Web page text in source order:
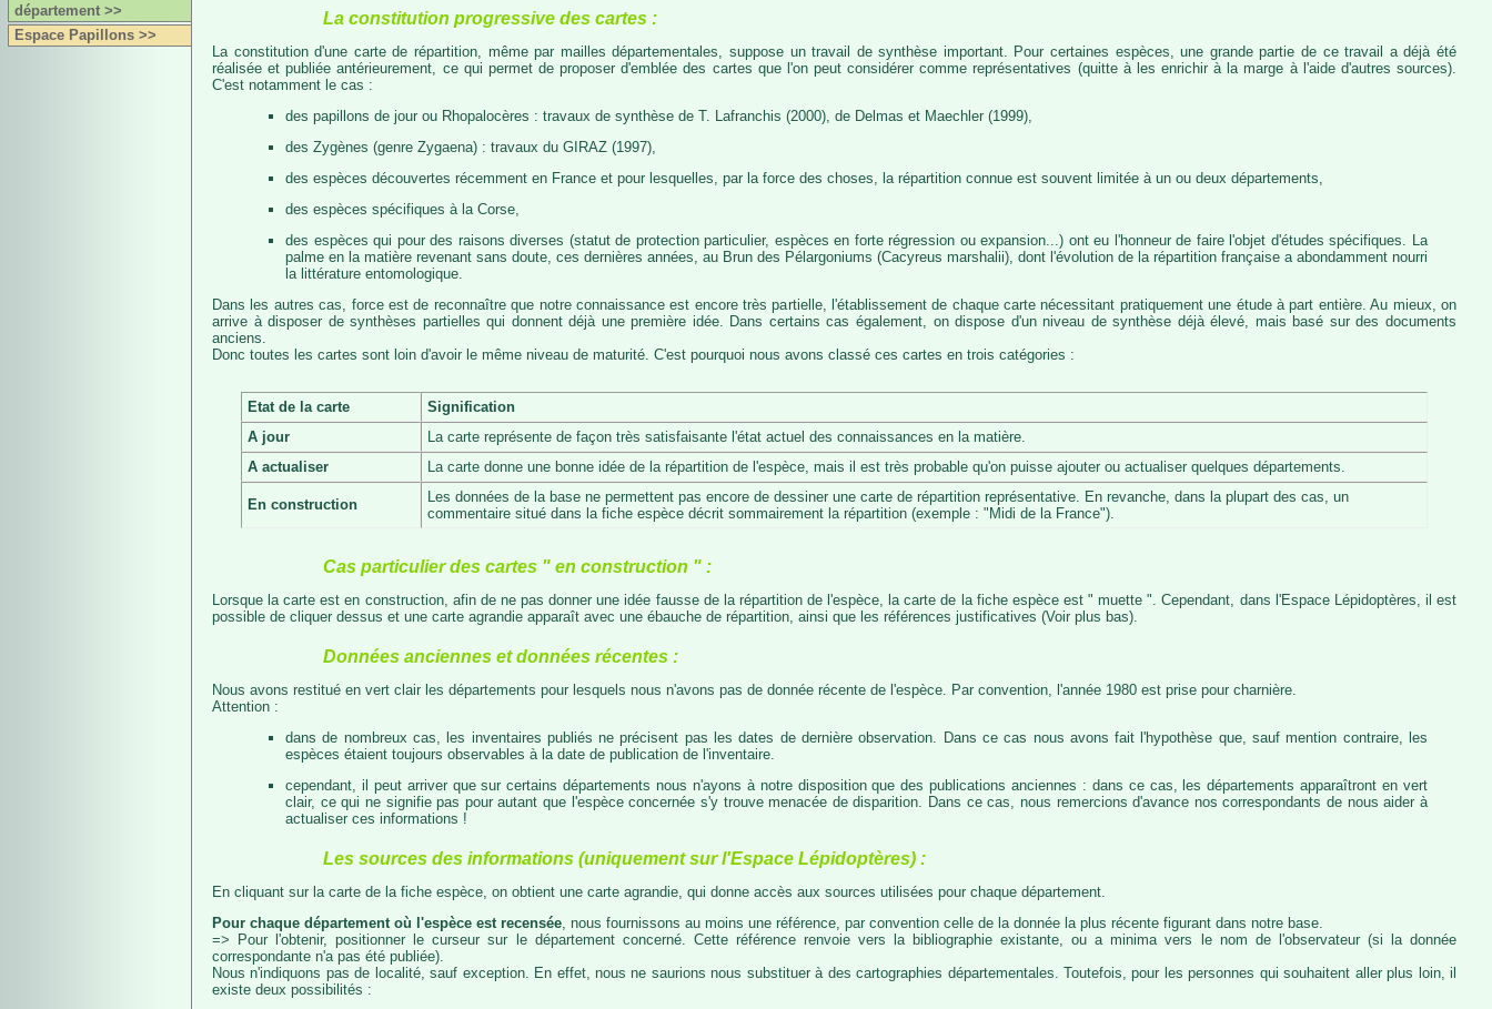
département >>
Espace Papillons >>
La constitution progressive des cartes :
La constitution d'une carte de répartition, même par mailles départementales, suppose un travail de synthèse important. Pour certaines espèces, une grande partie de ce travail a déjà été
réalisée et publiée antérieurement, ce qui permet de proposer d'emblée des cartes que l'on peut considérer comme représentatives (quitte à les enrichir à la marge à l'aide d'autres sources).
C'est notamment le cas :
des papillons de jour ou Rhopalocères : travaux de synthèse de T. Lafranchis (2000), de Delmas et Maechler (1999),
des Zygènes (genre Zygaena) : travaux du GIRAZ (1997),
des espèces découvertes récemment en France et pour lesquelles, par la force des choses, la répartition connue est souvent limitée à un ou deux départements,
des espèces spécifiques à la Corse,
des espèces qui pour des raisons diverses (statut de protection particulier, espèces en forte régression ou expansion...) ont eu l'honneur de faire l'objet d'études spécifiques. La
palme en la matière revenant sans doute, ces dernières années, au Brun des Pélargoniums (Cacyreus marshalii), dont l'évolution de la répartition française a abondamment nourri
la littérature entomologique.
Dans les autres cas, force est de reconnaître que notre connaissance est encore très partielle, l'établissement de chaque carte nécessitant pratiquement une étude à part entière. Au mieux, on
arrive à disposer de synthèses partielles qui donnent déjà une première idée. Dans certains cas également, on dispose d'un niveau de synthèse déjà élevé, mais basé sur des documents
anciens.
Donc toutes les cartes sont loin d'avoir le même niveau de maturité. C'est pourquoi nous avons classé ces cartes en trois catégories :
Etat de la carte
Signification
A jour
La carte représente de façon très satisfaisante l'état actuel des connaissances en la matière.
A actualiser
La carte donne une bonne idée de la répartition de l'espèce, mais il est très probable qu'on puisse ajouter ou actualiser quelques départements.
En construction
Les données de la base ne permettent pas encore de dessiner une carte de répartition représentative. En revanche, dans la plupart des cas, un
commentaire situé dans la fiche espèce décrit sommairement la répartition (exemple : "Midi de la France").
Cas particulier des cartes " en construction " :
Lorsque la carte est en construction, afin de ne pas donner une idée fausse de la répartition de l'espèce, la carte de la fiche espèce est " muette ". Cependant, dans l'Espace Lépidoptères, il est
possible de cliquer dessus et une carte agrandie apparaît avec une ébauche de répartition, ainsi que les références justificatives (Voir plus bas).
Données anciennes et données récentes :
Nous avons restitué en vert clair les départements pour lesquels nous n'avons pas de donnée récente de l'espèce. Par convention, l'année 1980 est prise pour charnière.
Attention :
dans de nombreux cas, les inventaires publiés ne précisent pas les dates de dernière observation. Dans ce cas nous avons fait l'hypothèse que, sauf mention contraire, les
espèces étaient toujours observables à la date de publication de l'inventaire.
cependant, il peut arriver que sur certains départements nous n'ayons à notre disposition que des publications anciennes : dans ce cas, les départements apparaîtront en vert
clair, ce qui ne signifie pas pour autant que l'espèce concernée s'y trouve menacée de disparition. Dans ce cas, nous remercions d'avance nos correspondants de nous aider à
actualiser ces informations !
Les sources des informations (uniquement sur l'Espace Lépidoptères) :
En cliquant sur la carte de la fiche espèce, on obtient une carte agrandie, qui donne accès aux sources utilisées pour chaque département.
Pour chaque département où l'espèce est recensée , nous fournissons au moins une référence, par convention celle de la donnée la plus récente figurant dans notre base.
=> Pour l'obtenir, positionner le curseur sur le département concerné. Cette référence renvoie vers la bibliographie existante, ou a minima vers le nom de l'observateur (si la donnée
correspondante n'a pas été publiée).
Nous n'indiquons pas de localité, sauf exception. En effet, nous ne saurions nous substituer à des cartographies départementales. Toutefois, pour les personnes qui souhaitent aller plus loin, il
existe deux possibilités :